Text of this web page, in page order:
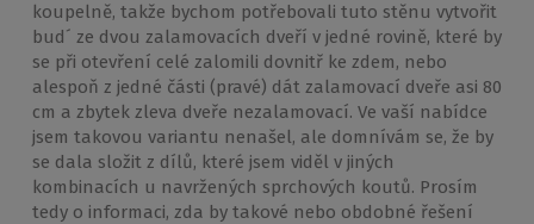
koupelně, takže bychom potřebovali tuto stěnu vytvořit
bud´ ze dvou zalamovacích dveří v jedné rovině, které by
se při otevření celé zalomili dovnitř ke zdem, nebo
alespoň z jedné části (pravé) dát zalamovací dveře asi 80
cm a zbytek zleva dveře nezalamovací. Ve vaší nabídce
jsem takovou variantu nenašel, ale domnívám se, že by
se dala složit z dílů, které jsem viděl v jiných
kombinacích u navržených sprchových koutů. Prosím
tedy o informaci, zda by takové nebo obdobné řešení